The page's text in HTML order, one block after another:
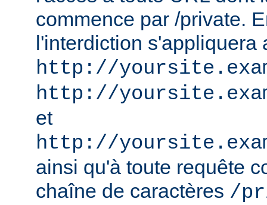
commence par /private.
l'interdiction s'appliquera
http://
http://
et
http://
ainsi qu'à toute requête
chaîne de caractères /